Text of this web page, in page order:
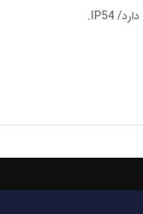
دارد/ IP54.